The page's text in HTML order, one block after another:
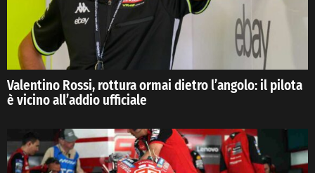
Valentino Rossi, rottura ormai dietro l’angolo: il pilota
è vicino all’addio ufficiale